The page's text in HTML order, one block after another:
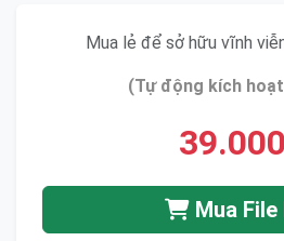
Mua lẻ để sở hữu vĩnh
(Tự động kích
Mua File